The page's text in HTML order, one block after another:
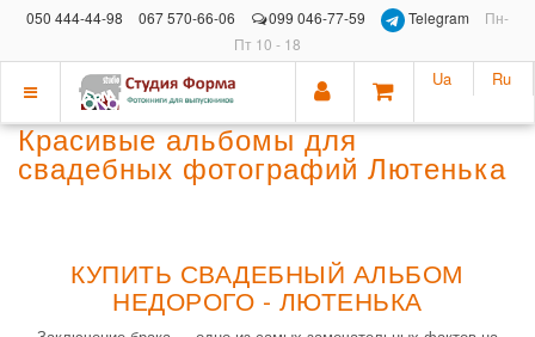
050 444-44-98 067 570-66-06 099 046-77-59 Telegram
Пн-
Пт 10 - 18
Показать
меню
Ua Ru
Красивые альбомы для
свадебных фотографий Лютенька
КУПИТЬ СВАДЕБНЫЙ АЛЬБОМ
НЕДОРОГО - ЛЮТЕНЬКА